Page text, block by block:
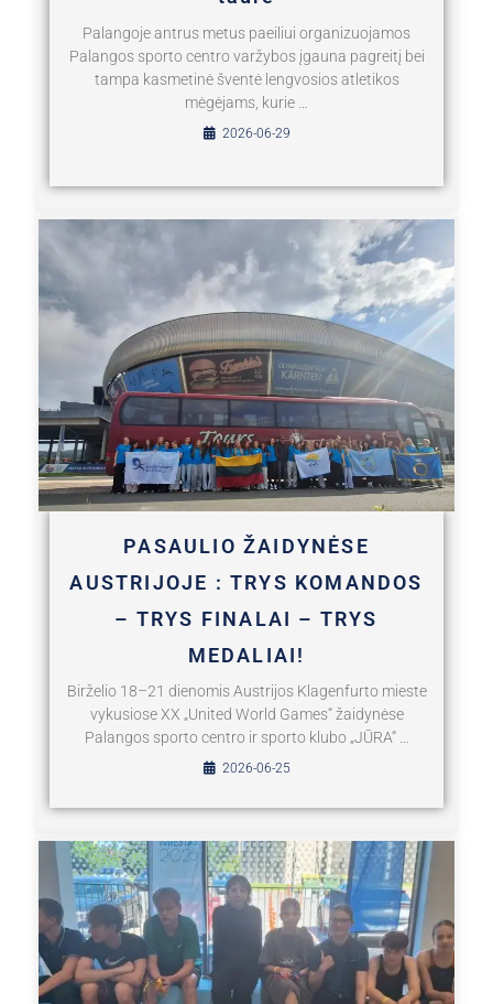
Palangoje antrus metus paeiliui organizuojamos
Palangos sporto centro varžybos įgauna pagreitį bei
tampa kasmetinė šventė lengvosios atletikos
mėgėjams, kurie …
2026-06-29
PASAULIO ŽAIDYNĖSE
AUSTRIJOJE : TRYS KOMANDOS
– TRYS FINALAI – TRYS
MEDALIAI!
Birželio 18–21 dienomis Austrijos Klagenfurto mieste
vykusiose XX „United World Games“ žaidynėse
Palangos sporto centro ir sporto klubo „JŪRA“ …
2026-06-25